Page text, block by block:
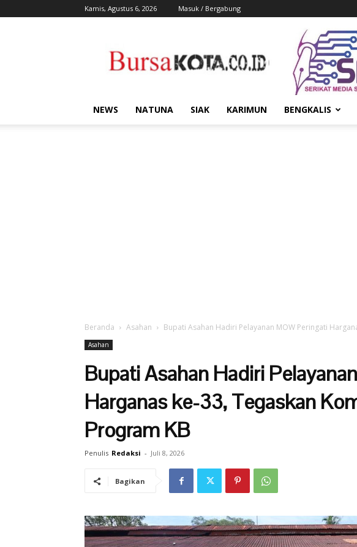
Kamis, Agustus 6, 2026 Masuk / Bergabung
Kota
NEWS NATUNA SIAK KARIMUN BENGKALIS
Beranda Asahan Bupati Asahan Hadiri Pelayanan MOW Peringati
Asahan
Bupati Asahan Hadiri
Harganas ke-33, Tegaskan
Program KB
Penulis Redaksi - Juli 8, 2026
Bagikan